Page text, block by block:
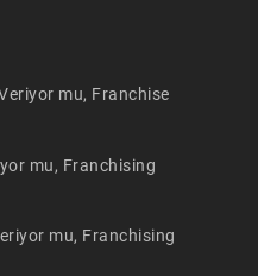
mu, Franchise
mu, Franchising
mu, Franchising